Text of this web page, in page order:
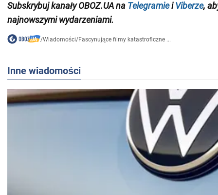
Subskrybuj kanały OBOZ.UA na TelegramieiViberze,
najnowszymi wydarzeniami.
/Wiadomości/Fascynujące filmy katastroficzne ...
Inne wiadomości